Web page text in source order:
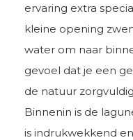
ervaring extra
kleine opening
water om naar
gevoel dat je een
de natuur
Binnenin is de
is indrukwekkend